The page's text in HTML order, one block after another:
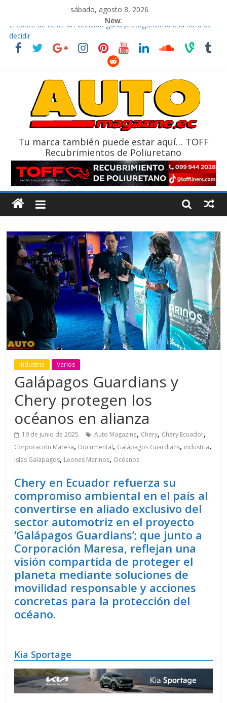
sábado, agosto 8, 2026
New:
El costo de tener un vehículo gana protagonismo a la hora de
decidir
Ultima película ‘Spider‑Man: Brand New Day’ pone en escena a
La Vuelta al Ecuador 2026, edición 47ª, recorre 7 provincias en 8
La FEDAK recibe 12 Sinotruk Bolden para cubrir las rutas de La
Tu marca también puede estar aquí… TOFF
Recubrimientos de Poliuretano
Industria Varios
Galápagos Guardians y
Chery protegen los
océanos en alianza
19 de junio de 2025 Auto Magazine, Chery, Chery Ecuador,
Corporación Maresa, Documental, Galápagos Guardians, industria,
Islas Galápagos, Leones Marinos, Océanos
Chery en Ecuador refuerza su
compromiso ambiental en el país al
convertirse en aliado exclusivo del
sector automotriz en el proyecto
‘Galápagos Guardians’; que junto a
Corporación Maresa, reflejan una
visión compartida de proteger el
planeta mediante soluciones de
movilidad responsable y acciones
concretas para la protección del
océano.
Kia Sportage